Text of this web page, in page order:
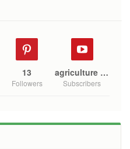
13
Followers
agriculture mono
Subscribers